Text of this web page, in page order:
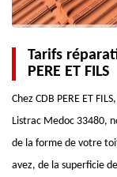
Tarifs
PERE ET FILS
Chez CDB PERE ET
Listrac Medoc 33480,
de la forme de votre
avez, de la superficie